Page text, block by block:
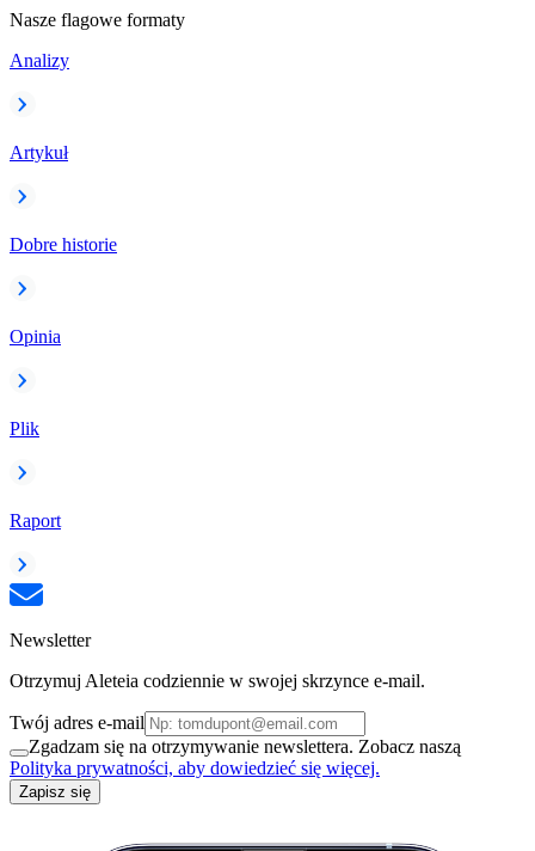
Nasze flagowe formaty
Analizy
Artykuł
Dobre historie
Opinia
Plik
Raport
Newsletter
Otrzymuj Aleteia codziennie w swojej skrzynce e-mail.
Twój adres e-mail
Zgadzam się na otrzymywanie newslettera. Zobacz naszą
Polityka prywatności, aby dowiedzieć się więcej.
Zapisz się